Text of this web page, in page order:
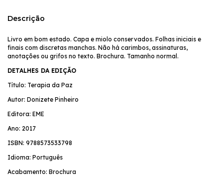
Descrição
Livro em bom estado. Capa e miolo conservados. Folhas iniciais e
finais com discretas manchas. Não há carimbos, assinaturas,
anotações ou grifos no texto. Brochura. Tamanho normal.
DETALHES DA EDIÇÃO
Título: Terapia da Paz
Autor: Donizete Pinheiro
Editora: EME
Ano: 2017
ISBN: 9788573533798
Idioma: Português
Acabamento: Brochura